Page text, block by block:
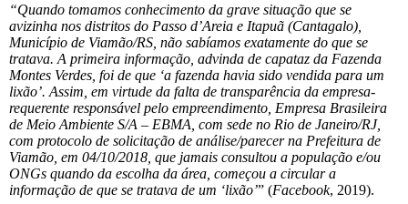
“Quando tomamos conhecimento da grave situação que se
avizinha nos distritos do Passo d’Areia e Itapuã (Cantagalo),
Município de Viamão/RS, não sabíamos exatamente do que se
tratava. A primeira informação, advinda de capataz da Fazenda
Montes Verdes, foi de que ‘a fazenda havia sido vendida para um
lixão’. Assim, em virtude da falta de transparência da empresa-
requerente responsável pelo empreendimento, Empresa Brasileira
de Meio Ambiente S/A – EBMA, com sede no Rio de Janeiro/RJ,
com protocolo de solicitação de análise/parecer na Prefeitura de
Viamão, em 04/10/2018, que jamais consultou a população e/ou
ONGs quando da escolha da área, começou a circular a
informação de que se tratava de um ‘lixão’” (Facebook, 2019).